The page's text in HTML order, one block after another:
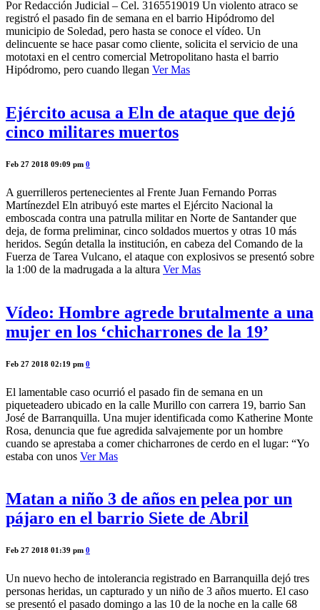
Por Redacción Judicial – Cel. 3165519019 Un violento atraco se
registró el pasado fin de semana en el barrio Hipódromo del
municipio de Soledad, pero hasta se conoce el vídeo. Un
delincuente se hace pasar como cliente, solicita el servicio de una
mototaxi en el centro comercial Metropolitano hasta el barrio
Hipódromo, pero cuando llegan Ver Mas
Ejército acusa a Eln de ataque que dejó
cinco militares muertos
Feb 27 2018 09:09 pm 0
A guerrilleros pertenecientes al Frente Juan Fernando Porras
Martínezdel Eln atribuyó este martes el Ejército Nacional la
emboscada contra una patrulla militar en Norte de Santander que
deja, de forma preliminar, cinco soldados muertos y otras 10 más
heridos. Según detalla la institución, en cabeza del Comando de la
Fuerza de Tarea Vulcano, el ataque con explosivos se presentó sobre
la 1:00 de la madrugada a la altura Ver Mas
Vídeo: Hombre agrede brutalmente a una
mujer en los ‘chicharrones de la 19’
Feb 27 2018 02:19 pm 0
El lamentable caso ocurrió el pasado fin de semana en un
piqueteadero ubicado en la calle Murillo con carrera 19, barrio San
José de Barranquilla. Una mujer identificada como Katherine Monte
Rosa, denuncia que fue agredida salvajemente por un hombre
cuando se aprestaba a comer chicharrones de cerdo en el lugar: “Yo
estaba con unos Ver Mas
Matan a niño 3 de años en pelea por un
pájaro en el barrio Siete de Abril
Feb 27 2018 01:39 pm 0
Un nuevo hecho de intolerancia registrado en Barranquilla dejó tres
personas heridas, un capturado y un niño de 3 años muerto. El caso
se presentó el pasado domingo a las 10 de la noche en la calle 68